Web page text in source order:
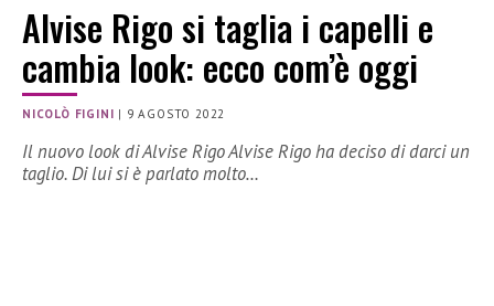
Alvise Rigo si taglia i capelli e
cambia look: ecco com’è oggi
NICOLÒ FIGINI | 9 AGOSTO 2022
Il nuovo look di Alvise Rigo Alvise Rigo ha deciso di darci un
taglio. Di lui si è parlato molto…